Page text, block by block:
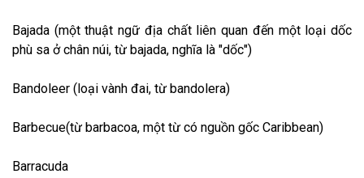
Bajada (một thuật ngữ địa chất liên quan đến một loại dốc
phù sa ở chân núi, từ bajada, nghĩa là "dốc")
Bandoleer (loại vành đai, từ bandolera)
Barbecue(từ barbacoa, một từ có nguồn gốc Caribbean)
Barracuda